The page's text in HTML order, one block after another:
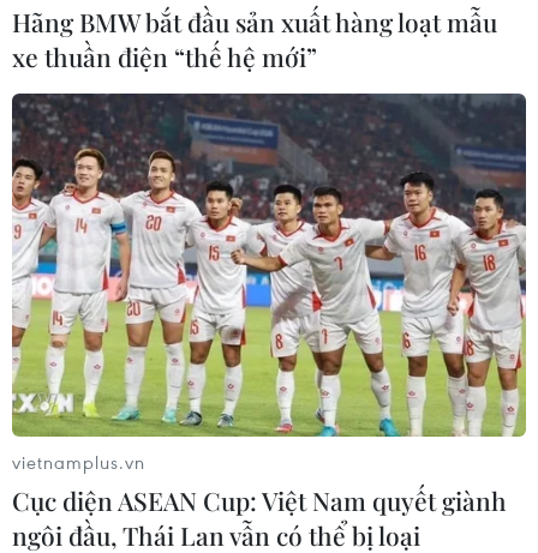
Hãng BMW bắt đầu sản xuất hàng loạt mẫu
xe thuần điện “thế hệ mới”
vietnamplus.vn
Cục diện ASEAN Cup: Việt Nam quyết giành
ngôi đầu, Thái Lan vẫn có thể bị loại